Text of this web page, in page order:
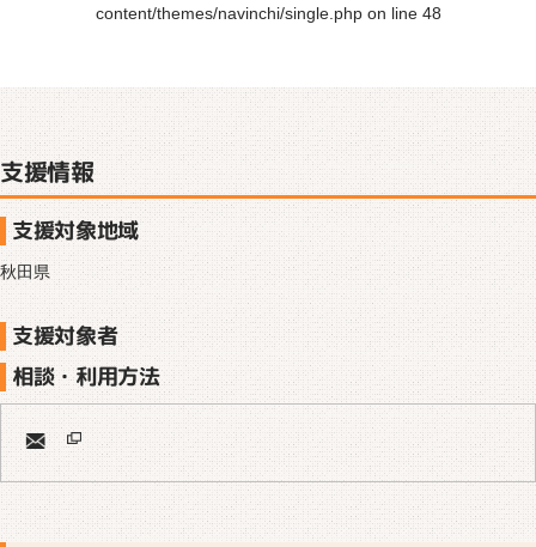
content/themes/navinchi/single.phpon line 48
支援情報
支援対象地域
秋田県
支援対象者
相談・利用方法